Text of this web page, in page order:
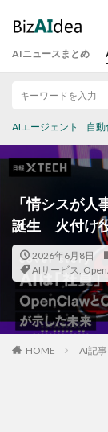
AIニュースまとめ
AIエージェント 自動
「情シスが
誕生 火付け
2026年6月8日
AIサービス,
HOME AI記